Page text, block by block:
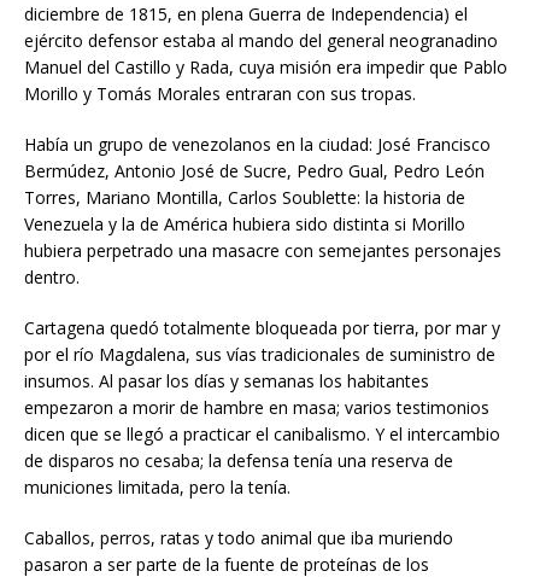
diciembre de 1815, en plena Guerra de Independencia) el
ejército defensor estaba al mando del general neogranadino
Manuel del Castillo y Rada, cuya misión era impedir que Pablo
Morillo y Tomás Morales entraran con sus tropas.
Había un grupo de venezolanos en la ciudad: José Francisco
Bermúdez, Antonio José de Sucre, Pedro Gual, Pedro León
Torres, Mariano Montilla, Carlos Soublette: la historia de
Venezuela y la de América hubiera sido distinta si Morillo
hubiera perpetrado una masacre con semejantes personajes
dentro.
Cartagena quedó totalmente bloqueada por tierra, por mar y
por el río Magdalena, sus vías tradicionales de suministro de
insumos. Al pasar los días y semanas los habitantes
empezaron a morir de hambre en masa; varios testimonios
dicen que se llegó a practicar el canibalismo. Y el intercambio
de disparos no cesaba; la defensa tenía una reserva de
municiones limitada, pero la tenía.
Caballos, perros, ratas y todo animal que iba muriendo
pasaron a ser parte de la fuente de proteínas de los